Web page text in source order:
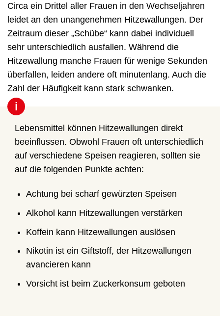
Circa ein Drittel aller Frauen in den Wechseljahren
leidet an den unangenehmen Hitzewallungen. Der
Zeitraum dieser „Schübe“ kann dabei individuell
sehr unterschiedlich ausfallen. Während die
Hitzewallung manche Frauen für wenige Sekunden
überfallen, leiden andere oft minutenlang. Auch die
Zahl der Häufigkeit kann stark schwanken.
i
Lebensmittel können Hitzewallungen direkt
beeinflussen. Obwohl Frauen oft unterschiedlich
auf verschiedene Speisen reagieren, sollten sie
auf die folgenden Punkte achten:
Achtung bei scharf gewürzten Speisen
Alkohol kann Hitzewallungen verstärken
Koffein kann Hitzewallungen auslösen
Nikotin ist ein Giftstoff, der Hitzewallungen
avancieren kann
Vorsicht ist beim Zuckerkonsum geboten